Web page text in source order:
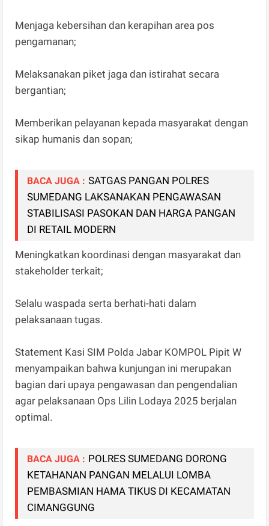
Menjaga kebersihan dan kerapihan area pos
pengamanan;
Melaksanakan piket jaga dan istirahat secara
bergantian;
Memberikan pelayanan kepada masyarakat dengan
sikap humanis dan sopan;
BACA JUGA : SATGAS PANGAN POLRES
SUMEDANG LAKSANAKAN PENGAWASAN
STABILISASI PASOKAN DAN HARGA PANGAN
DI RETAIL MODERN
Meningkatkan koordinasi dengan masyarakat dan
stakeholder terkait;
Selalu waspada serta berhati-hati dalam
pelaksanaan tugas.
Statement Kasi SIM Polda Jabar KOMPOL Pipit W
menyampaikan bahwa kunjungan ini merupakan
bagian dari upaya pengawasan dan pengendalian
agar pelaksanaan Ops Lilin Lodaya 2025 berjalan
optimal.
BACA JUGA : POLRES SUMEDANG DORONG
KETAHANAN PANGAN MELALUI LOMBA
PEMBASMIAN HAMA TIKUS DI KECAMATAN
CIMANGGUNG